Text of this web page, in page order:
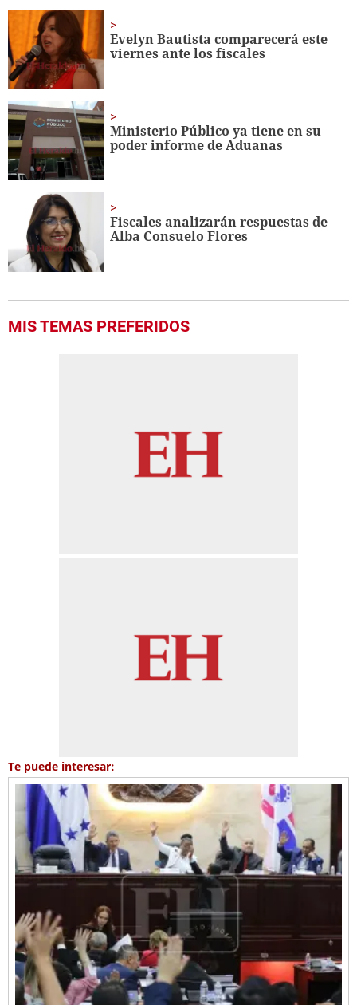
1
minute,
56
seconds
Evelyn Bautista comparecerá este
viernes ante los fiscales
Ministerio Público ya tiene en su
poder informe de Aduanas
Fiscales analizarán respuestas de
Alba Consuelo Flores
MIS TEMAS PREFERIDOS
Te puede interesar: